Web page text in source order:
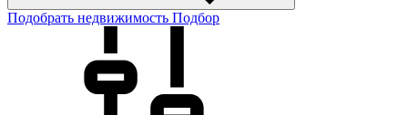
Подобрать недвижимость Подбор